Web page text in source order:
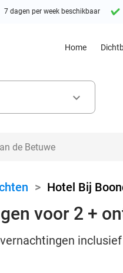
7 dagen per week beschikbaar
Home
keyboard_arrow_down
> Hotel Bij
voor 2 +